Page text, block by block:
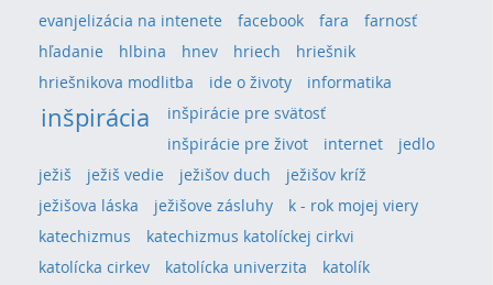
evanjelizácia na intenete facebook fara
farnosť
hľadanie
hlbina hnev hriech
hriešnik
hriešnikova modlitba
ide o životy informatika
inšpirácia
inšpirácie pre svätosť
inšpirácie pre život
internet
jedlo
ježiš
ježiš vedie ježišov duch
ježišov kríž
ježišova láska
ježišove zásluhy
k - rok mojej viery
katechizmus
katechizmus katolíckej cirkvi
katolícka cirkev
katolícka univerzita
katolík